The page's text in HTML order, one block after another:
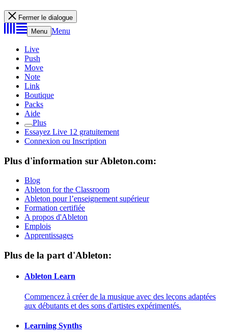
Fermer le dialogue
Menu Menu
Live
Push
Move
Note
Link
Boutique
Packs
Aide
Plus
Essayez Live 12 gratuitement
Connexion ou Inscription
Plus d'information sur Ableton.com:
Blog
Ableton for the Classroom
Ableton pour l’enseignement supérieur
Formation certifiée
A propos d'Ableton
Emplois
Apprentissages
Plus de la part d'Ableton:
Ableton Learn
Commencez à créer de la musique avec des leçons adaptées
aux débutants et des sons d'artistes expérimentés.
Learning Synths